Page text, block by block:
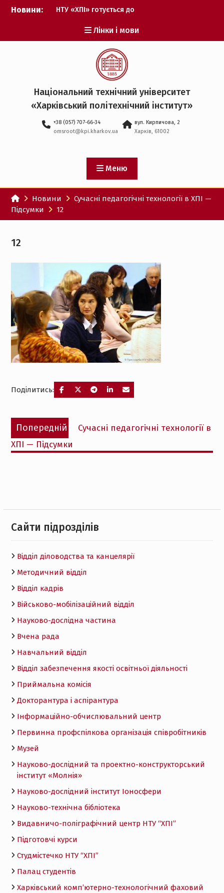
Перейти
Новини:
НТУ «ХПІ» готується до
Музичні таланти ХПІ
запрошуються на
Всеукраїнський
фестиваль «Червона
рута – 2027»
ХПІ уклав угоду про
партнерство з ДержНДІ
технологій кібербезпеки
Головнокомандувачем
Збройних Сил України
участю ХПІ обговорили
перспективи українсько-
іспанського
технологічного
партнерства
Лінки і мови
Національний технічний університет
«Харківський політехнічний iнститут»
+38 (057) 707-66-34
omsroot@kpi.kharkov.ua
вул. Кирпичова, 2
Харків, 61002
Меню
Новини
Сучасні педагогічні технології в ХПІ —
Підсумки
12
12
Поділитись:
Навігація
записів
Попередній
Попередній
запис:
Сучасні педагогічні технології в
ХПІ — Підсумки
Cайти підрозділів
Відділ діловодства та канцелярії
Методичний відділ
Відділ кадрів
Військово-мобілізаційний відділ
Науково-дослідна частина
Вчена рада
Навчальний відділ
Відділ забезпечення якості освітньої діяльності
Приймальна комісія
Докторантура і аспірантура
Інформаційно-обчислювальний центр
Первинна профспілкова організація співробітників
Музей
Науково-дослідний та проектно-конструкторський
інститут «Молнія»
Науково-дослідний інститут Іоносфери
Науково-технічна бібліотека
Видавничо-поліграфічний центр НТУ “ХПІ”
Підготовчі курси
Студмістечко НТУ “ХПІ”
Палац студентів
Харківський комп’ютерно-технологічний фаховий